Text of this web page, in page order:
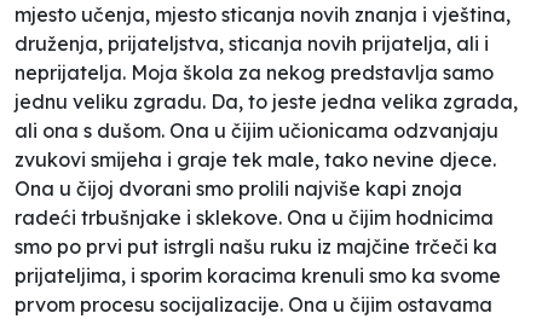
mjesto učenja, mjesto sticanja novih znanja i vještina,
druženja, prijateljstva, sticanja novih prijatelja, ali i
neprijatelja. Moja škola za nekog predstavlja samo
jednu veliku zgradu. Da, to jeste jedna velika zgrada,
ali ona s dušom. Ona u čijim učionicama odzvanjaju
zvukovi smijeha i graje tek male, tako nevine djece.
Ona u čijoj dvorani smo prolili najviše kapi znoja
radeći trbušnjake i sklekove. Ona u čijim hodnicima
smo po prvi put istrgli našu ruku iz majčine trčeči ka
prijateljima, i sporim koracima krenuli smo ka svome
prvom procesu socijalizacije. Ona u čijim ostavama